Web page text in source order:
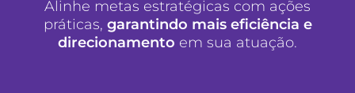
Alinhe metas estratégicas com ações
práticas, garantindo mais eficiência e
direcionamento em sua atuação.